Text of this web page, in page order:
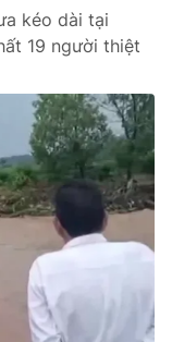
kéo dài tại
19 người thiệt